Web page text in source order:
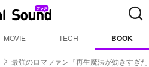
MOVIE TECH BOOK
最強のロマファン『再生魔法が効きすぎ